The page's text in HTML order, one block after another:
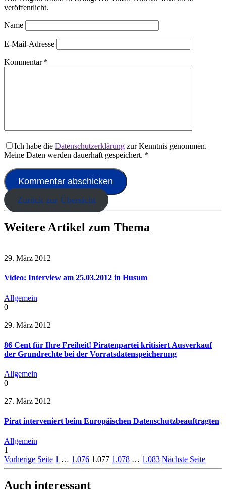
veröffentlicht.
Name
E-Mail-Adresse
Kommentar *
Ich habe die Datenschutzerklärung zur Kenntnis genommen.
Meine Daten werden dauerhaft gespeichert. *
Zurück zur Übersicht
Weitere Artikel zum Thema
29. März 2012
Video: Interview am 25.03.2012 in Husum
Allgemein
0
29. März 2012
86 Cent für Ihre Freiheit! Piratenpartei kritisiert Ausverkauf
der Grundrechte bei der Vorratsdatenspeicherung
Allgemein
0
27. März 2012
Pirat interveniert beim Europäischen Datenschutzbeauftragten
Allgemein
1
Vorherige Seite 1 … 1.076 1.077 1.078 … 1.083 Nächste Seite
Auch interessant